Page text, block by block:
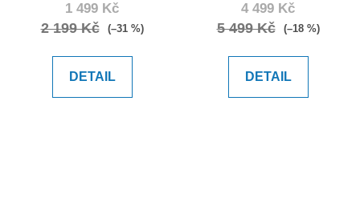
1 499 Kč
2 199 Kč (–31 %)
DETAIL
4 499 Kč
5 499 Kč (–18 %)
DETAIL